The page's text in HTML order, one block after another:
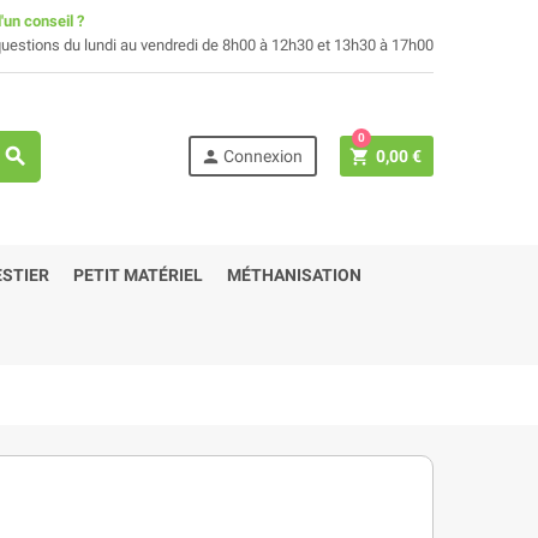
conseil ?
du lundi au vendredi de 8h00 à 12h30 et 13h30 à 17h00
search person Connexion shopping_cart 0,00 €
0
PETIT MATÉRIEL MÉTHANISATION